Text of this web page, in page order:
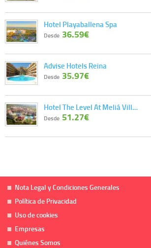
Hotel Playaballena Spa
Desde 36.59€
Advise Hotels Reina
Desde 35.97€
Hotel The Level At Meliá Vill…
Desde 51.27€
Nota Legal y Condiciones Generales
Política de Privacidad
Uso de cookies
Empresas
Quiénes Somos